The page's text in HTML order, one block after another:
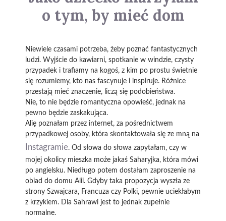
o tym, by mieć dom
Niewiele czasami potrzeba, żeby poznać fantastycznych
ludzi. Wyjście do kawiarni, spotkanie w windzie, czysty
przypadek i trafiamy na kogoś, z kim po prostu świetnie
się rozumiemy, kto nas fascynuje i inspiruje. Różnice
przestają mieć znaczenie, liczą się podobieństwa.
Nie, to nie będzie romantyczna opowieść, jednak na
pewno będzie zaskakująca.
Alię poznałam przez internet, za pośrednictwem
przypadkowej osoby, która skontaktowała się ze mną na
Instagramie. Od słowa do słowa zapytałam, czy w
mojej okolicy mieszka może jakaś Saharyjka, która mówi
po angielsku. Niedługo potem dostałam zaproszenie na
obiad do domu Alii. Gdyby taka propozycja wyszła ze
strony Szwajcara, Francuza czy Polki, pewnie uciekłabym
z krzykiem. Dla Sahrawi jest to jednak zupełnie
normalne.